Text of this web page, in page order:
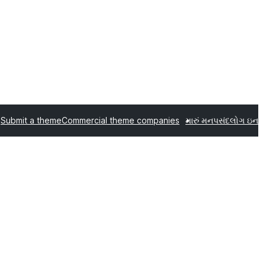
Submit a themeCommercial theme companies મારું મનપસંદલોગ ઇન